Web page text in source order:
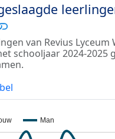
van Revius Lyceum
schooljaar 2024-2025
Man